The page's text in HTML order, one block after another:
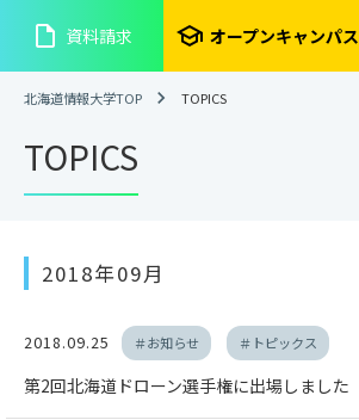
insert_drive_file 資料請求 school オープンキャンパス
北海道情報大学TOP TOPICS
TOPICS
2018年09月
2018.09.25 ＃お知らせ ＃トピックス
第2回北海道ドローン選手権に出場しました